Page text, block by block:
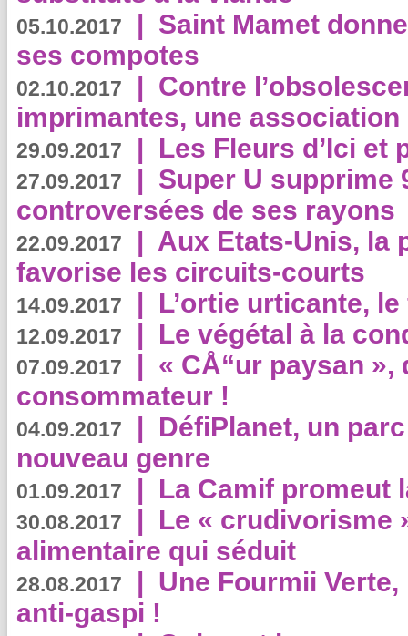
05.10.2017 | Saint Mamet
ses compotes
02.10.2017 | Contre
imprimantes, une
29.09.2017 | Les Fleurs d’Ici et
27.09.2017 | Super U supprime
controversées de ses rayons
22.09.2017 | Aux Etats-Unis, la
favorise les circuits-courts
14.09.2017 | L’ortie urticante,
12.09.2017 | Le végétal à la
07.09.2017 | « CÅ“ur paysan
consommateur !
04.09.2017 | DéfiPlanet, un
nouveau genre
01.09.2017 | La Camif promeut
30.08.2017 | Le « crudivorisme
alimentaire qui séduit
28.08.2017 | Une Fourmii
anti-gaspi !